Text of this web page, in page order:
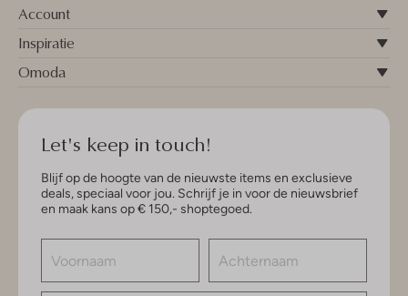
Account
Inspiratie
Omoda
Let's keep in touch!
Blijf op de hoogte van de nieuwste items en exclusieve
deals, speciaal voor jou. Schrijf je in voor de nieuwsbrief
en maak kans op € 150,- shoptegoed.